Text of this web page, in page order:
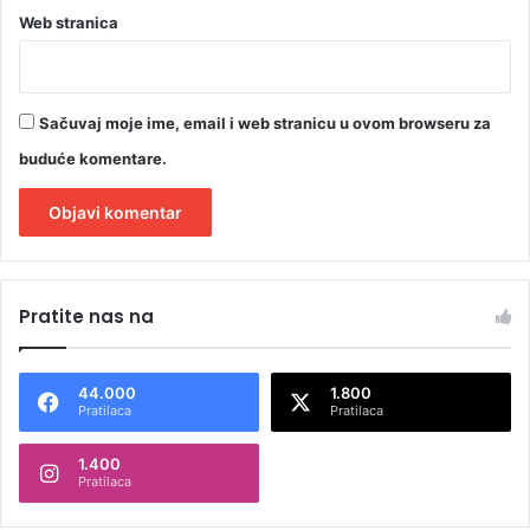
e
n
k
c
Web stranica
Sačuvaj moje ime, email i web stranicu u ovom browseru za
buduće komentare.
t
n
t
Pratite nas na
44.000
Pratilaca
1.800
Pratilaca
1.400
Pratilaca